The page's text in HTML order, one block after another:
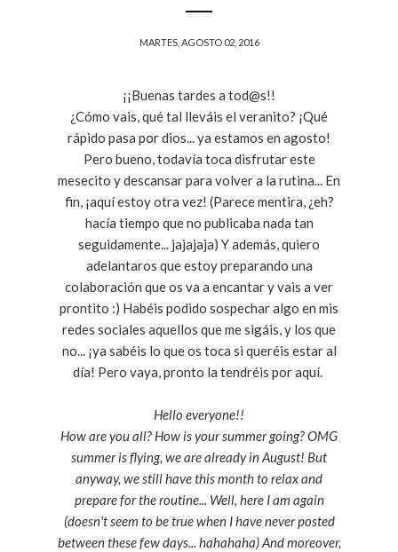
MARTES, AGOSTO 02, 2016
¡¡Buenas tardes a tod@s!!
¿Cómo vais, qué tal lleváis el veranito? ¡Qué
rápido pasa por dios... ya estamos en agosto!
Pero bueno, todavía toca disfrutar este
mesecito y descansar para volver a la rutina... En
fin, ¡aquí estoy otra vez! (Parece mentira, ¿eh?
hacía tiempo que no publicaba nada tan
seguidamente... jajajaja) Y además, quiero
adelantaros que estoy preparando una
colaboración que os va a encantar y vais a ver
prontito :) Habéis podido sospechar algo en mis
redes sociales aquellos que me sigáis, y los que
no... ¡ya sabéis lo que os toca si queréis estar al
día! Pero vaya, pronto la tendréis por aquí.
Hello everyone!!
How are you all? How is your summer going? OMG
summer is flying, we are already in August! But
anyway, we still have this month to relax and
prepare for the routine... Well, here I am again
(doesn't seem to be true when I have never posted
between these few days... hahahaha) And moreover,